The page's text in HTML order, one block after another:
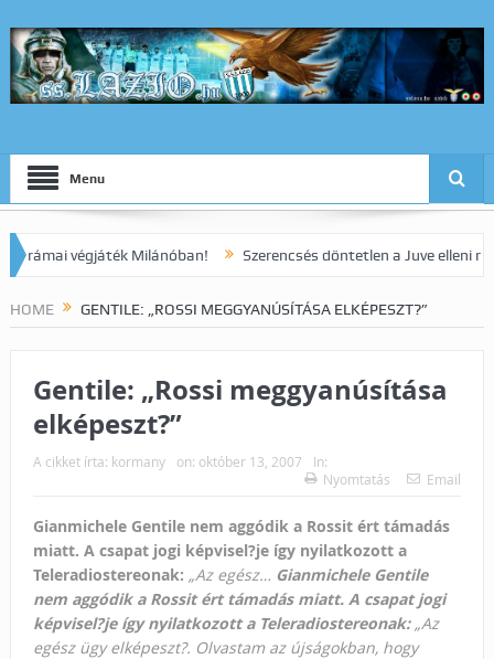
Menu
végjáték Milánóban! Szerencsés döntetlen a Juve elleni
HOME GENTILE: „ROSSI MEGGYANÚSÍTÁSA ELKÉPESZT?”
Gentile: „Rossi meggyanúsítása
elképeszt?”
A cikket írta: kormany on: október 13, 2007
In:
Nyomtatás
Email
Gianmichele Gentile nem aggódik a Rossit ért támadás
miatt. A csapat jogi képvisel?je így nyilatkozott a
Teleradiostereonak: „Az egész… Gianmichele Gentile
nem aggódik a Rossit ért támadás miatt. A csapat jogi
képvisel?je így nyilatkozott a Teleradiostereonak: „Az
egész ügy elképeszt?. Olvastam az újságokban, hogy